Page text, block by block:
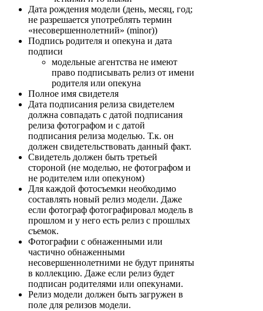
Дата рождения модели (день, месяц, год;
не разрешается употреблять термин
«несовершеннолетний» (minor))
Подпись родителя и опекуна и дата
подписи
модельные агентства не имеют
право подписывать релиз от имени
родителя или опекуна
Полное имя свидетеля
Дата подписания релиза свидетелем
должна совпадать с датой подписания
релиза фотографом и с датой
подписания релиза моделью. Т.к. он
должен свидетельствовать данный факт.
Свидетель должен быть третьей
стороной (не моделью, не фотографом и
не родителем или опекуном)
Для каждой фотосъемки необходимо
составлять новый релиз модели. Даже
если фотограф фотографировал модель в
прошлом и у него есть релиз с прошлых
съемок.
Фотографии с обнаженными или
частично обнаженными
несовершеннолетними не будут приняты
в коллекцию. Даже если релиз будет
подписан родителями или опекунами.
Релиз модели должен быть загружен в
поле для релизов модели.